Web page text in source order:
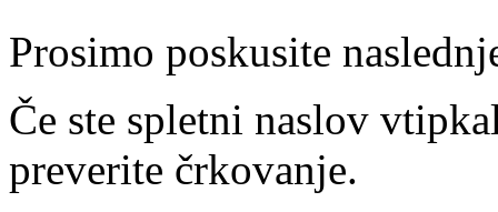
Prosimo poskusite
Če ste spletni naslov
preverite črkovanje.